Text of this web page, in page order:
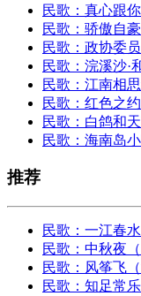
民歌：真心跟
民歌：骄傲自
民歌：政协委
民歌：浣溪沙·
民歌：江南相
民歌：红色之
民歌：白鸽和
民歌：海南岛
推荐
民歌：一江春
民歌：中秋夜
民歌：风筝飞
民歌：知足常